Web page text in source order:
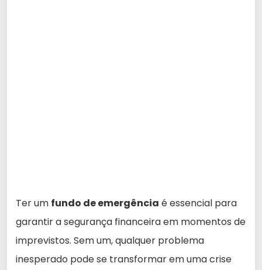
Ter um fundo de emergência é essencial para
garantir a segurança financeira em momentos de
imprevistos. Sem um, qualquer problema
inesperado pode se transformar em uma crise